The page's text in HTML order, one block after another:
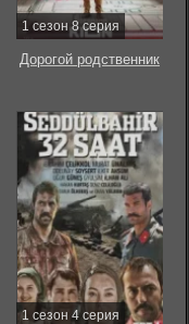
1 сезон 8 серия
Дорогой родственник
1 сезон 4 серия